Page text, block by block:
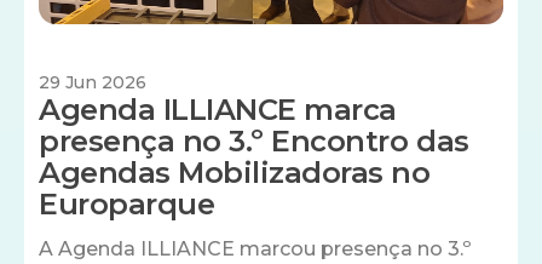
29 Jun 2026
Agenda ILLIANCE marca
presença no 3.º Encontro das
Agendas Mobilizadoras no
Europarque
A Agenda ILLIANCE marcou presença no 3.º